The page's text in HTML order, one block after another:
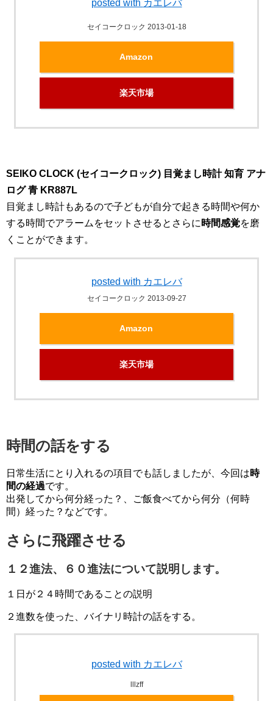
posted with カエレバ
セイコークロック 2013-01-18
Amazon
楽天市場
SEIKO CLOCK (セイコークロック) 目覚まし時計 知育 アナ
ログ 青 KR887L
目覚まし時計もあるので子どもが自分で起きる時間や何か
する時間でアラームをセットさせるとさらに 時間感覚を磨
くことができます。
posted with カエレバ
セイコークロック 2013-09-27
Amazon
楽天市場
時間の話をする
日常生活にとり入れるの項目でも話しましたが、今回は時
間の経過です。
出発してから何分経った？、ご飯食べてから何分（何時
間）経った？などです。
さらに飛躍させる
１２進法、６０進法について説明します。
１日が２４時間であることの説明
２進数を使った、バイナリ時計の話をする。
posted with カエレバ
lllzff